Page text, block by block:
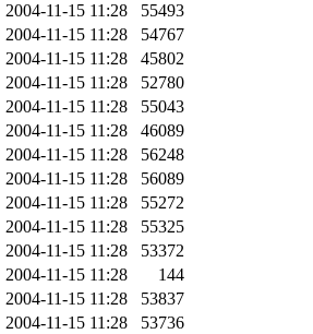
2004-11-15 11:28
55493
2004-11-15 11:28
54767
2004-11-15 11:28
45802
2004-11-15 11:28
52780
2004-11-15 11:28
55043
2004-11-15 11:28
46089
2004-11-15 11:28
56248
2004-11-15 11:28
56089
2004-11-15 11:28
55272
2004-11-15 11:28
55325
2004-11-15 11:28
53372
2004-11-15 11:28
144
2004-11-15 11:28
53837
2004-11-15 11:28
53736